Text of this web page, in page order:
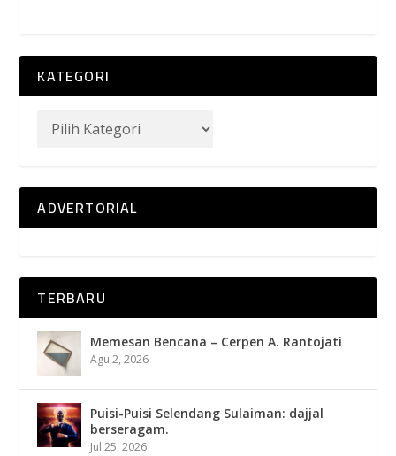
KATEGORI
ADVERTORIAL
TERBARU
Memesan Bencana – Cerpen A. Rantojati
Agu 2, 2026
Puisi-Puisi Selendang Sulaiman: dajjal
berseragam.
Jul 25, 2026